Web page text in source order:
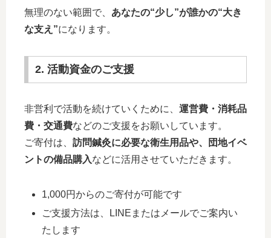
無理のない範囲で、 あなたの“少し”が誰かの“大き
な支え”になります。
2. 活動資金のご支援
非営利で活動を続けていくために、 運営費・消耗品
費・交通費などのご支援をお願いしています。
ご寄付は、 訪問鍼灸に必要な衛生用品や、団地イベ
ントの備品購入などに活用させていただきます。
1,000円からのご寄付が可能です
ご支援方法は、LINEまたはメールでご案内い
たします